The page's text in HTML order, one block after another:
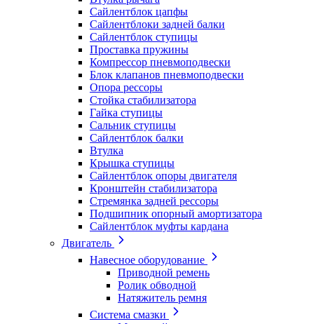
Сайлентблок цапфы
Сайлентблоки задней балки
Сайлентблок ступицы
Проставка пружины
Компрессор пневмоподвески
Блок клапанов пневмоподвески
Опора рессоры
Стойка стабилизатора
Гайка ступицы
Сальник ступицы
Сайлентблок балки
Втулка
Крышка ступицы
Сайлентблок опоры двигателя
Кронштейн стабилизатора
Стремянка задней рессоры
Подшипник опорный амортизатора
Сайлентблок муфты кардана
Двигатель
Навесное оборудование
Приводной ремень
Ролик обводной
Натяжитель ремня
Система смазки